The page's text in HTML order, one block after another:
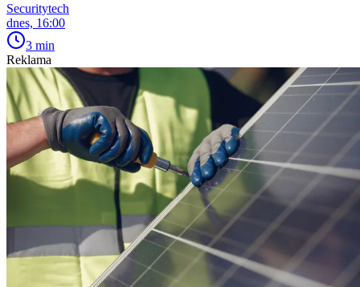
Securitytech
dnes, 16:00
3 min
Reklama